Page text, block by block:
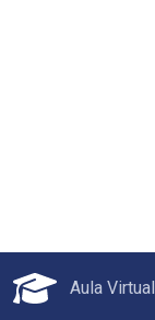
Aula Virtual